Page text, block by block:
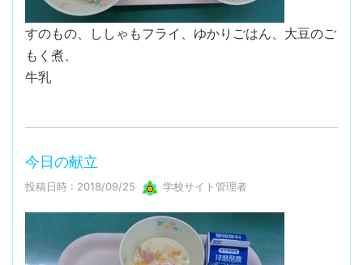
すのもの、ししゃもフライ、ゆかりごはん、大豆のご
もく煮、
牛乳
今日の献立
投稿日時 : 2018/09/25 学校サイト管理者